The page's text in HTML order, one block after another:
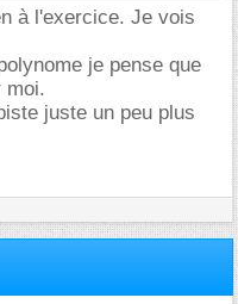
à l'exercice. Je vois
je pense que
moi.
juste un peu plus